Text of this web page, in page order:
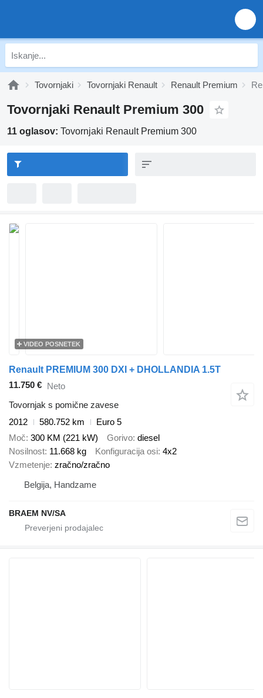
Tovornjaki Tovornjaki Renault Renault Premium
Tovornjaki Renault Premium 300
11 oglasov: Tovornjaki Renault Premium 300
VIDEO POSNETEK
Renault PREMIUM 300 DXI + DHOLLANDIA 1.5T
11.750 € Neto
Tovornjak s pomične zavese
2012
580.752 km
Euro 5
Moč 300 KM (221 kW) Gorivo diesel
Nosilnost 11.668 kg Konfiguracija osi 4x2
Vzmetenje zračno/zračno
Belgija, Handzame
BRAEM NV/SA